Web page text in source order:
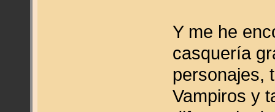
Y me he
casquería
personajes,
Vampiros y